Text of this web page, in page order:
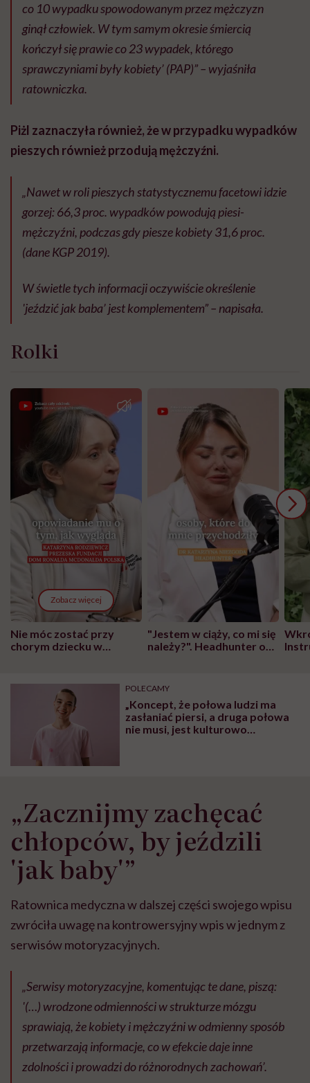
co 10 wypadku spowodowanym przez mężczyzn
ginął człowiek. W tym samym okresie śmiercią
kończył się prawie co 23 wypadek, którego
sprawczyniami były kobiety’ (PAP)” – wyjaśniła
ratowniczka.
Piżl zaznaczyła również, że w przypadku wypadków
pieszych również przodują mężczyźni.
„Nawet w roli pieszych statystycznemu facetowi idzie
gorzej: 66,3 proc. wypadków powodują piesi-
mężczyźni, podczas gdy piesze kobiety 31,6 proc.
(dane KGP 2019).
W świetle tych informacji oczywiście określenie
'jeździć jak baba’ jest komplementem” – napisała.
Rolki
Zobacz więcej
Nie móc zostać przy
chorym dziecku w
może chyba tylko
głupota i brak
wyobraźni"
"Jestem w ciąży, co mi się
należy?". Headhunter o
pracy
POLECAMY
„Koncept, że połowa ludzi ma
zasłaniać piersi, a druga połowa
nie musi, jest kulturowo
„Zacznijmy zachęcać
chłopców, by jeździli
'jak baby'”
Ratownica medyczna w dalszej części swojego wpisu
zwróciła uwagę na kontrowersyjny wpis w jednym z
serwisów motoryzacyjnych.
„Serwisy motoryzacyjne, komentując te dane, piszą:
'(…) wrodzone odmienności w strukturze mózgu
sprawiają, że kobiety i mężczyźni w odmienny sposób
przetwarzają informacje, co w efekcie daje inne
zdolności i prowadzi do różnorodnych zachowań’.